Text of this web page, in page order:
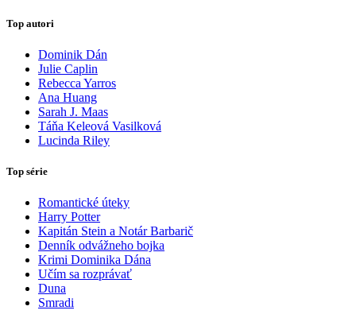
Top autori
Dominik Dán
Julie Caplin
Rebecca Yarros
Ana Huang
Sarah J. Maas
Táňa Keleová Vasilková
Lucinda Riley
Top série
Romantické úteky
Harry Potter
Kapitán Stein a Notár Barbarič
Denník odvážneho bojka
Krimi Dominika Dána
Učím sa rozprávať
Duna
Smradi